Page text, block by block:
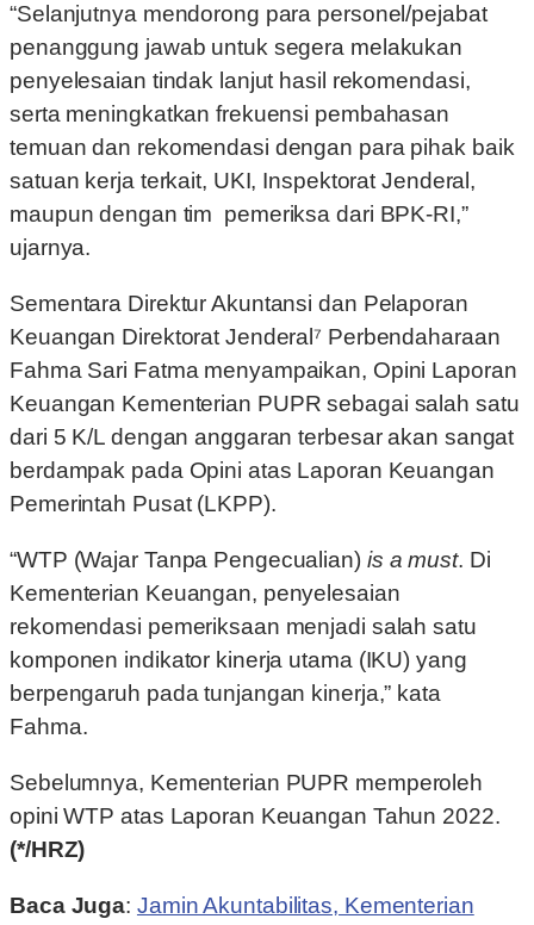
“Selanjutnya mendorong para personel/pejabat
penanggung jawab untuk segera melakukan
penyelesaian tindak lanjut hasil rekomendasi,
serta meningkatkan frekuensi pembahasan
temuan dan rekomendasi dengan para pihak baik
satuan kerja terkait, UKI, Inspektorat Jenderal,
maupun dengan tim pemeriksa dari BPK-RI,”
ujarnya.
Sementara Direktur Akuntansi dan Pelaporan
Keuangan Direktorat Jenderal⁷ Perbendaharaan
Fahma Sari Fatma menyampaikan, Opini Laporan
Keuangan Kementerian PUPR sebagai salah satu
dari 5 K/L dengan anggaran terbesar akan sangat
berdampak pada Opini atas Laporan Keuangan
Pemerintah Pusat (LKPP).
“WTP (Wajar Tanpa Pengecualian)is a must. Di
Kementerian Keuangan, penyelesaian
rekomendasi pemeriksaan menjadi salah satu
komponen indikator kinerja utama (IKU) yang
berpengaruh pada tunjangan kinerja,” kata
Fahma.
Sebelumnya, Kementerian PUPR memperoleh
opini WTP atas Laporan Keuangan Tahun 2022.
(*/HRZ)
Baca Juga: Jamin Akuntabilitas, Kementerian